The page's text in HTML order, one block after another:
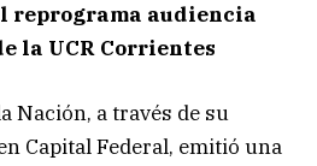
reprograma audiencia
la UCR Corrientes
Nación, a través de su
Capital Federal, emitió una